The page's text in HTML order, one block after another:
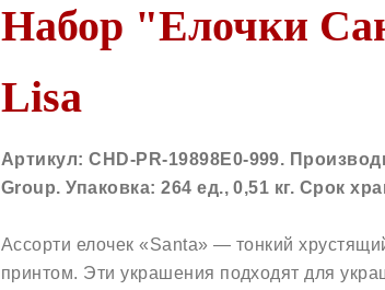
Набор "Елочки
Lisa
Артикул: CHD-PR-19898E0-999.
Group. Упаковка: 264 ед., 0,51 кг. Срок
Ассорти елочек «Santa» — тонкий
принтом. Эти украшения подходят для